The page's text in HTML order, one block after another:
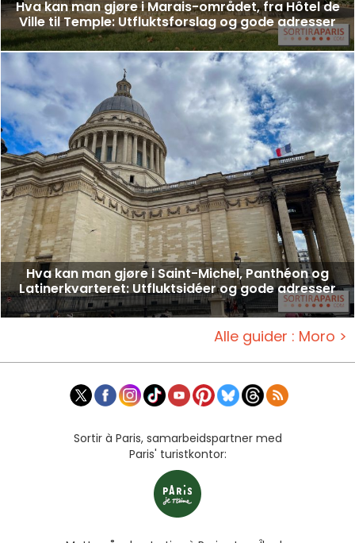
Hva kan man gjøre i Marais-området, fra Hôtel de
Ville til Temple: Utfluktsforslag og gode adresser
Hva kan man gjøre i Saint-Michel, Panthéon og
Latinerkvarteret: Utfluktsidéer og gode adresser
Alle guider : Moro >
Sortir à Paris, samarbeidspartner med
Paris' turistkontor: